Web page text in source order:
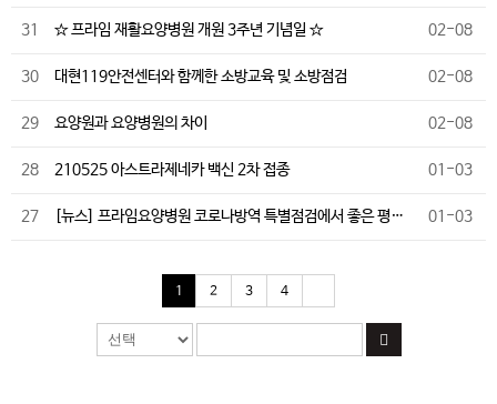
31 ☆ 프라임 재활요양병원 개원 3주년 기념일 ☆ 02-08
30 대현119안전센터와 함께한 소방교육 및 소방점검 02-08
29 요양원과 요양병원의 차이 02-08
28 210525 아스트라제네카 백신 2차 접종 01-03
27 [뉴스] 프라임요양병원 코로나방역 특별점검에서 좋은 평… 01-03
1 2 3 4